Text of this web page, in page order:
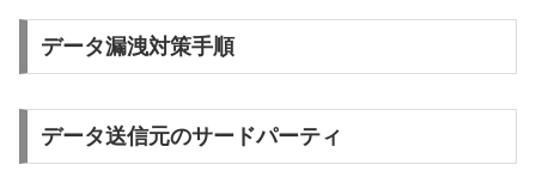
データ漏洩対策手順
データ送信元のサードパーティ